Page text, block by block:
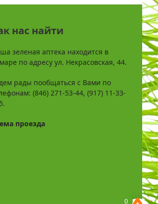
нас найти
зеленая аптека находится в
по адресу ул. Некрасовская, 44.
рады пообщаться с Вами по
(846) 271-53-44, (917) 11-33-
проезда
0